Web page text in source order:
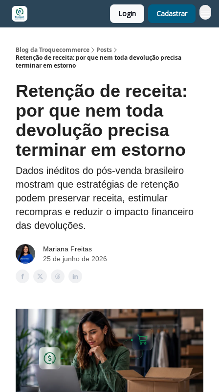
Login Cadastrar
Blog da Troquecommerce
Posts
Retenção de receita: por que nem toda devolução precisa
terminar em estorno
Retenção de receita:
por que nem toda
devolução precisa
terminar em estorno
Dados inéditos do pós-venda brasileiro
mostram que estratégias de retenção
podem preservar receita, estimular
recompras e reduzir o impacto financeiro
das devoluções.
Mariana Freitas
25 de junho de 2026